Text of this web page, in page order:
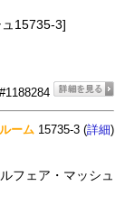
15735-3]
ーム 15735-3 (詳細)
フェア・マッシュ